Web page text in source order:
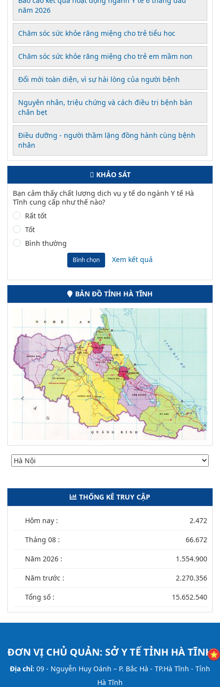
năm 2026
Chăm sóc sức khỏe răng miệng cho trẻ tiểu học
Chăm sóc sức khỏe răng miệng cho trẻ em mầm non
Đổi mới toàn diện, vì sự hài lòng của người bệnh
Nguyên nhân, triệu chứng và cách điều trị bệnh bàn
chân bẹt
Điều dưỡng - người thầm lặng đồng hành cùng bệnh
nhân
KHẢO SÁT
Bạn cảm thấy chất lượng dịch vụ y tế do ngành Y tế Hà
Tĩnh cung cấp như thế nào?
Rất tốt
Tốt
Bình thường
Bình chọn Xem kết quả
BẢN ĐỒ TỈNH HÀ TĨNH
THỐNG KÊ TRUY CẬP
Hôm nay : 2.472
Tháng 08 : 66.672
Năm 2026 : 1.554.900
Năm trước : 2.270.356
Tổng số : 15.652.540
ĐƠN VỊ CHỦ QUẢN: SỞ Y TẾ TỈNH HÀ TĨNH
Địa chỉ: 09 - Nguyễn Huy Oánh – P. Bắc Hà - TP.Hà Tĩnh - Tỉnh
Hà Tĩnh